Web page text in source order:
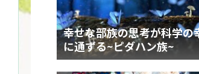
幸せな部族の思考が科学の
に通ずる~ピダハン族~